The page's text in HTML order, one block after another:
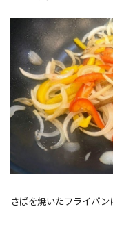
さばを焼いたフライパン